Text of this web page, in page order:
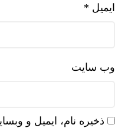
ایمیل *
وب‌ سایت
ذخیره نام، ایمیل و